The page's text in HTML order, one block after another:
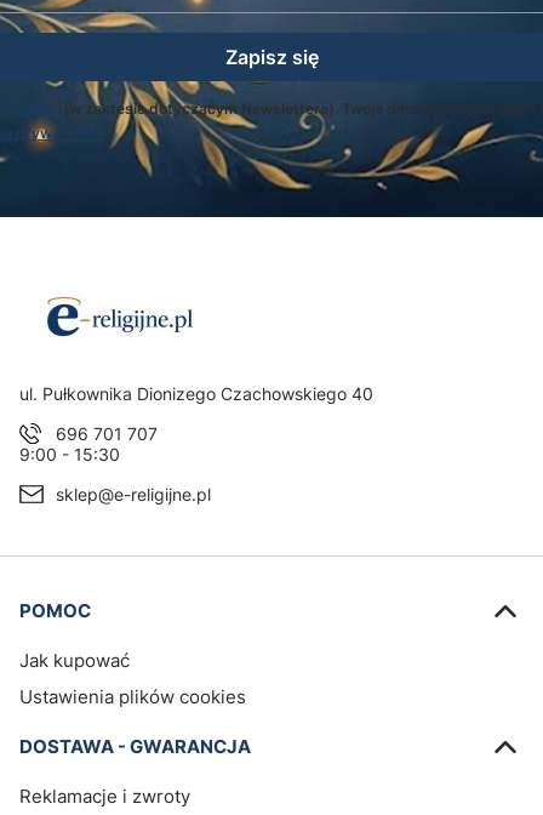
Zapisz się
(w zakresie dotyczącym Newslettera). Twoje dane będą
prywatności
Adres:
ul. Pułkownika Dionizego Czachowskiego 40
696 701 707
9:00 - 15:30
sklep@e-religijne.pl
Linki w stopce
POMOC
Jak kupować
Ustawienia plików cookies
DOSTAWA - GWARANCJA
Reklamacje i zwroty